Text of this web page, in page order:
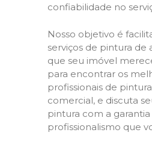
confiabilidade no
Nosso objetivo é
serviços de pintura de
que seu imóvel
para encontrar os
profissionais de
comercial, e discuta
pintura com a
profissionalismo que